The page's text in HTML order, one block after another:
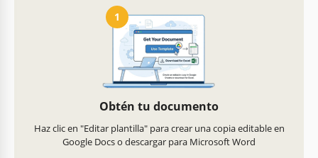
1
Obtén tu documento
Haz clic en "Editar plantilla" para crear una copia editable en
Google Docs o descargar para Microsoft Word